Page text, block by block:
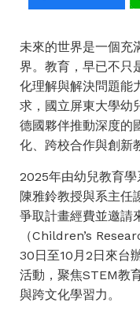
未來的世界是一個充
界。教育，早已不只
化理解與解決問題能
求，國立屏東大學幼
德國夥伴推動深度的
化、跨校合作與創新
2025年由幼兒教育學
陳雅鈴教授與系主任
爭取計畫經費並邀請
（Children’s
30日至10月2日來台
活動，聚焦STEM教
與跨文化學習力。